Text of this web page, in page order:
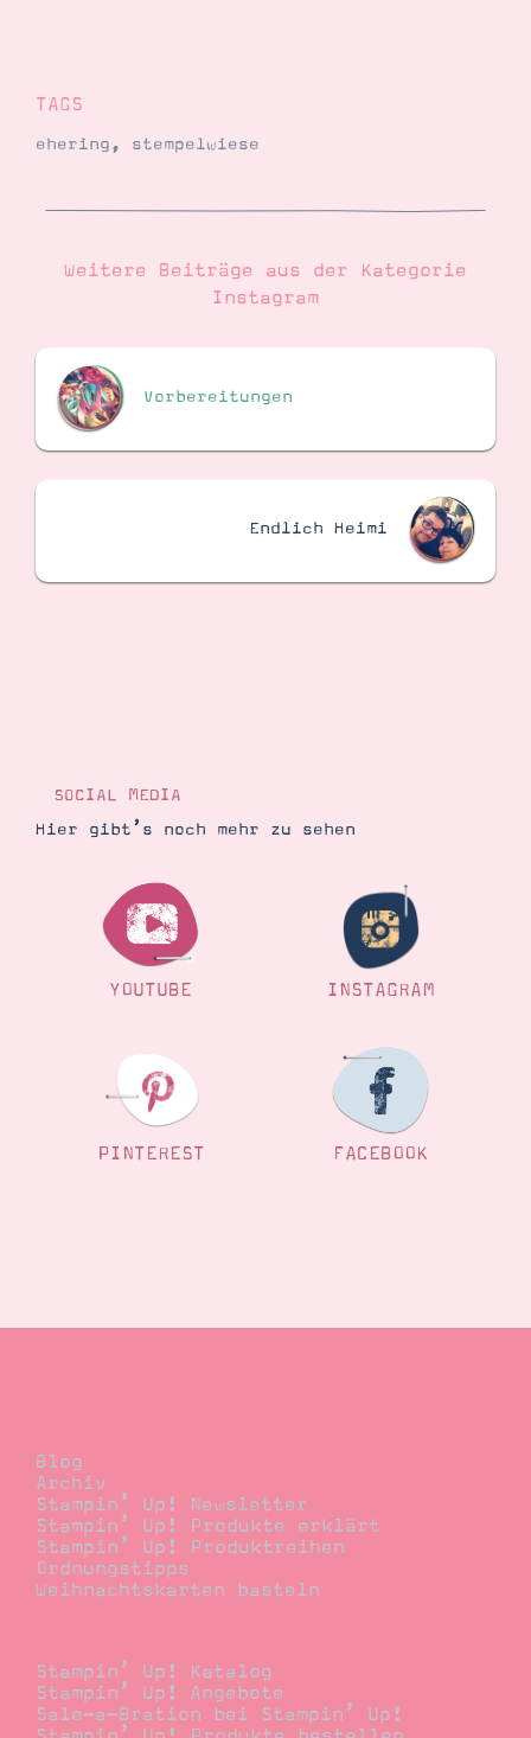
TAGS
ehering, stempelwiese
Weitere Beiträge aus der Kategorie
Instagram
Vorbereitungen
Endlich Heimi
SOCIAL MEDIA
Hier gibt’s noch mehr zu sehen
YOUTUBE INSTAGRAM
PINTEREST FACEBOOK
Blog
Archiv
Stampin’ Up! Newsletter
Stampin’ Up! Produkte erklärt
Stampin’ Up! Produktreihen
Ordnungstipps
Weihnachtskarten basteln
Stampin’ Up! Katalog
Stampin’ Up! Angebote
Sale-a-Bration bei Stampin’ Up!